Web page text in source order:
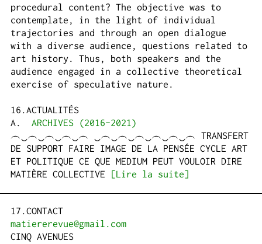
procedural content? The objective was to
contemplate, in the light of individual
trajectories and through an open dialogue
with a diverse audience, questions related to
art history. Thus, both speakers and the
audience engaged in a collective theoretical
exercise of speculative nature.
ACTUALITÉS
ARCHIVES (2016-2021)
︵‿︵‿︵‿︵‿︵ ‿︵‿︵‿︵‿︵‿︵‿︵ TRANSFERT
DE SUPPORT FAIRE IMAGE DE LA PENSÉE CYCLE ART
ET POLITIQUE CE QUE MEDIUM PEUT VOULOIR DIRE
MATIÈRE COLLECTIVE
[Lire la suite]
CONTACT
matiererevue@gmail.com
CINQ AVENUES